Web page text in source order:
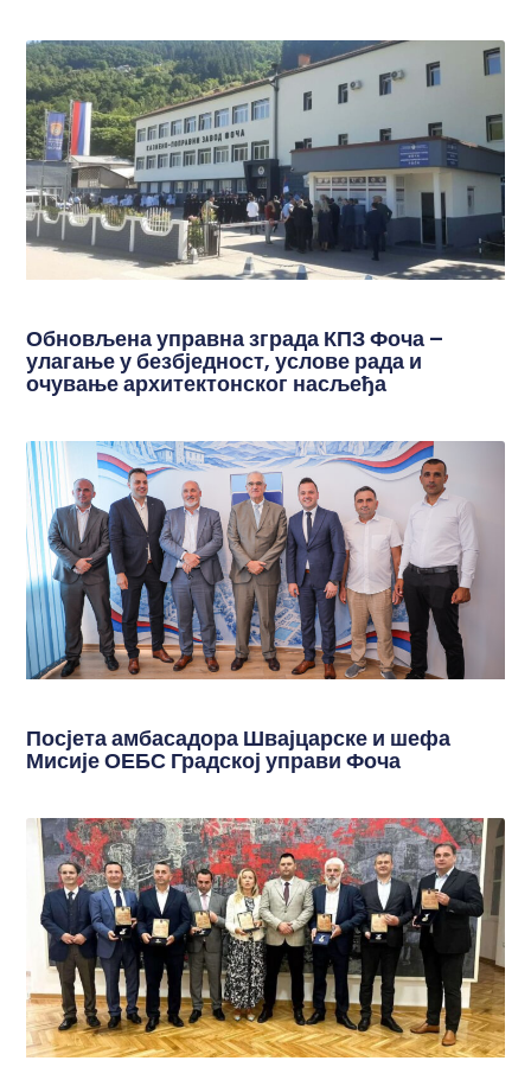
Обновљена управна зграда КПЗ Фоча –
улагање у безбједност, услове рада и
очување архитектонског насљеђа
Посјета амбасадора Швајцарске и шефа
Мисије ОЕБС Градској управи Фоча